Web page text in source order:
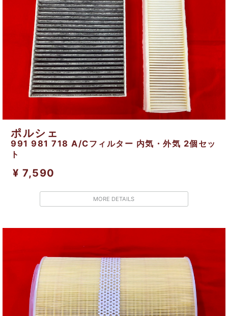
ポルシェ
991 981 718 A/Cフィルター 内気・外気 2個セッ
ト
¥ 7,590
MORE DETAILS